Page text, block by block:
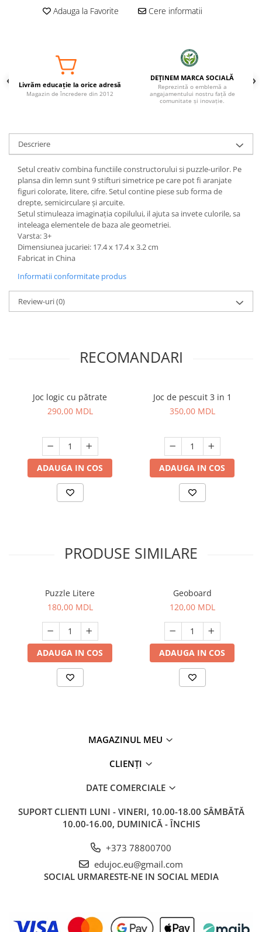
Adauga la Favorite Cere informatii
Livrăm educație la orice adresă
Magazin de încredere din 2012
DEȚINEM MARCA SOCIALĂ
Reprezintă o emblemă a
angajamentului nostru față de
comunitate și inovație.
Descriere
Setul creativ combina functiile constructorului si puzzle-urilor. Pe
plansa din lemn sunt 9 stifturi simetrice pe care pot fi aranjate
figuri colorate, litere, cifre. Setul contine piese sub forma de
drepte, semicirculare și arcuite.
Setul stimuleaza imaginația copilului, il ajuta sa invete culorile, sa
inteleaga elementele de baza ale geometriei.
Varsta: 3+
Dimensiunea jucariei: 17.4 х 17.4 x 3.2 cm
Fabricat in China
Informatii conformitate produs
Review-uri(0)
RECOMANDARI
Joc logic cu pătrate
290,00 MDL
ADAUGA IN COS
Joc de pescuit 3 in 1
350,00 MDL
ADAUGA IN COS
PRODUSE SIMILARE
Puzzle Litere
180,00 MDL
ADAUGA IN COS
Geoboard
120,00 MDL
ADAUGA IN COS
MAGAZINUL MEU
CLIENȚI
DATE COMERCIALE
SUPORT CLIENTI LUNI - VINERI, 10.00-18.00 SÂMBĂTĂ
10.00-16.00, DUMINICĂ - ÎNCHIS
+373 78800700
edujoc.eu@gmail.com
SOCIAL URMARESTE-NE IN SOCIAL MEDIA